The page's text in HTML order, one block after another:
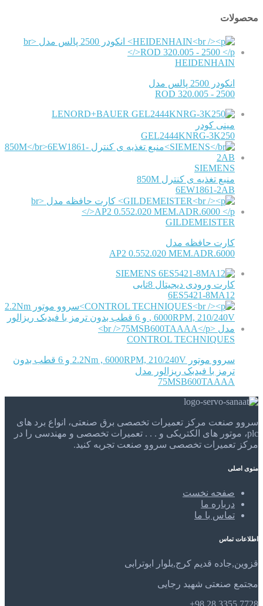
محصولات
HEIDENHAIN
انکودر 2500 پالس مدل
ROD 320.005 - 2500
LENORD+BAUER
مینی کودر
GEL2444KNRG-3K250
SIEMENS
منبع تغذیه ی کنترل 850M
6EW1861-2AB
GILDEMEISTER
کارت حافظه مدل
AP2 0.552.020 MEM.ADR.6000
SIEMENS
کارت ورودی دیجیتال 8تایی
6ES5421-8MA12
CONTROL TECHNIQUES
سروو موتور 2.2Nm , 6000RPM, 210/240V و 6 قطب بدون
ترمز با فیدبک ریزالور مدل
75MSB600TAAAA
سروو صنعت مرکز تعمیرات تخصصی برق صنعتی، انواع برد های
plc، موتور های الکتریکی و . . . تعمیرات تخصصی و مهندسی را در
مرکز تعمیرات تخصصی سروو صنعت تجربه کنید.
منوی اصلی
صفحه نخست
درباره ما
تماس با ما
اطلاعات تماس
قزوین,جاده قدیم کرج,بلوار ابوترابی
مجتمع صنعتی شهید رجایی
7728 3355 28 98+